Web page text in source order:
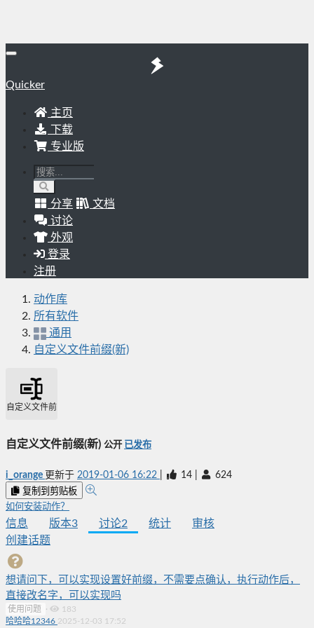
Quicker
主页
下载
专业版
分享
文档
讨论
外观
登录
注册
动作库
所有软件
通用
自定义文件前缀(新)
自定义文件前缀(新)
自定义文件前缀(新) 公开 已发布
i_orange 更新于 2019-01-06 16:22 14 624
复制到剪贴板
如何安装动作？
信息 版本3 讨论2 统计
审核
创建话题
想请问下，可以实现设置好前缀，不需要点确认，执行动作后，
直接改名字，可以实现吗
使用问题 ·
183
哈哈哈12346 2025-12-03 17:52